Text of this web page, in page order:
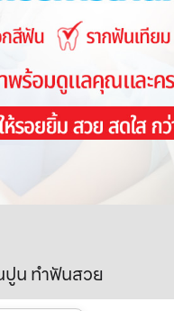
น ทำฟันสวย